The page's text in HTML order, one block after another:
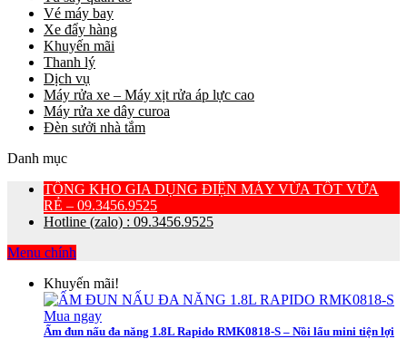
Vé máy bay
Xe đẩy hàng
Khuyến mãi
Thanh lý
Dịch vụ
Máy rửa xe – Máy xịt rửa áp lực cao
Máy rửa xe dây curoa
Đèn sưởi nhà tắm
Danh mục
TỔNG KHO GIA DỤNG ĐIỆN MÁY VỪA TỐT VỪA
RẺ – 09.3456.9525
Hotline (zalo) : 09.3456.9525
Menu chính
Khuyến mãi!
Mua ngay
Ấm đun nấu đa năng 1.8L Rapido RMK0818-S – Nồi lẩu mini tiện lợi